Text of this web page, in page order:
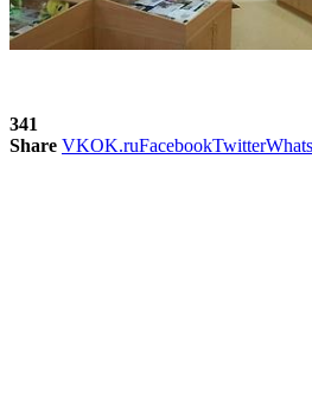
341
Share VKOK.ruFacebookTwitter